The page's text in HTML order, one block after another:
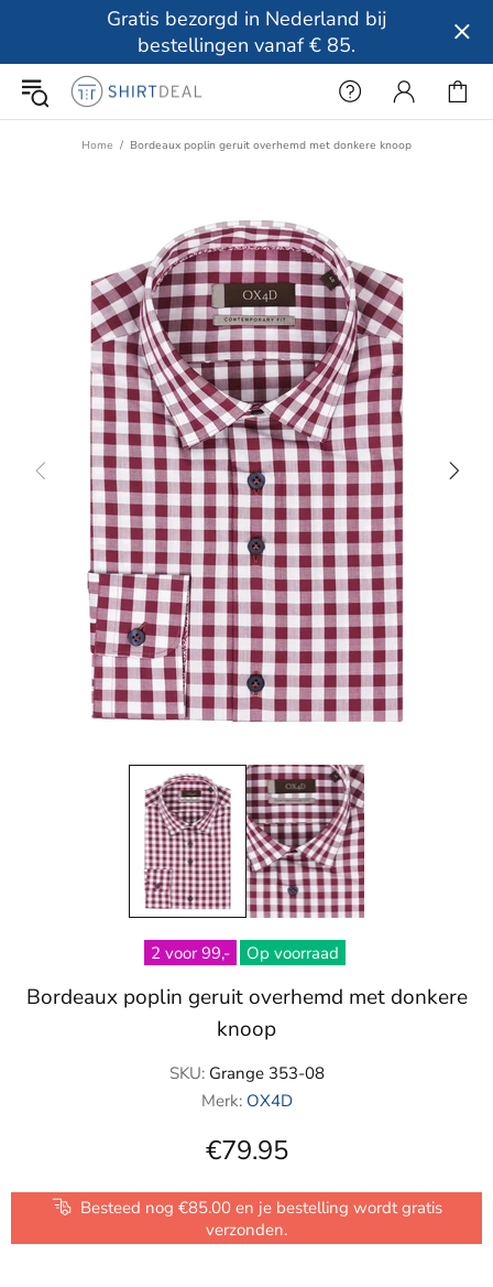
Gratis bezorgd in Nederland bij
bestellingen vanaf € 85.
Home Bordeaux poplin geruit overhemd met donkere knoop
2 voor 99,- Op voorraad
Bordeaux poplin geruit overhemd met donkere
knoop
SKU: Grange 353-08
Merk: OX4D
€79.95
Besteed nog €85.00 en je bestelling wordt gratis
verzonden.